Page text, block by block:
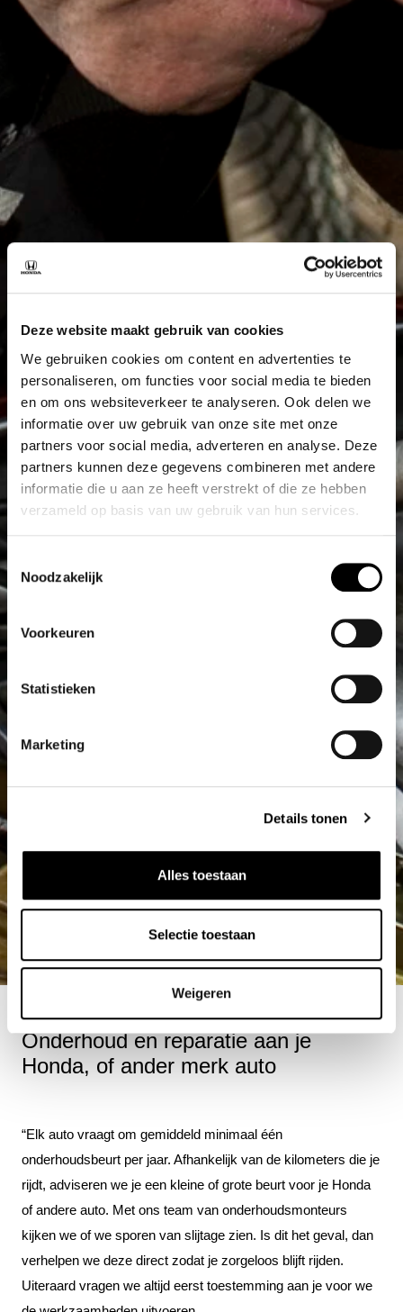
Deze website maakt gebruik van cookies
We gebruiken cookies om content en advertenties te
personaliseren, om functies voor social media te bieden
en om ons websiteverkeer te analyseren. Ook delen we
informatie over uw gebruik van onze site met onze
partners voor social media, adverteren en analyse. Deze
partners kunnen deze gegevens combineren met andere
informatie die u aan ze heeft verstrekt of die ze hebben
verzameld op basis van uw gebruik van hun services.
Toestemmingsselectie
Noodzakelijk
Voorkeuren
Statistieken
Marketing
Details tonen
Alles toestaan
Selectie toestaan
Weigeren
Onderhoud en reparatie aan je
Honda, of ander merk auto
“Elk auto vraagt om gemiddeld minimaal één
onderhoudsbeurt per jaar. Afhankelijk van de kilometers die je
rijdt, adviseren we je een kleine of grote beurt voor je Honda
of andere auto. Met ons team van onderhoudsmonteurs
kijken we of we sporen van slijtage zien. Is dit het geval, dan
verhelpen we deze direct zodat je zorgeloos blijft rijden.
Uiteraard vragen we altijd eerst toestemming aan je voor we